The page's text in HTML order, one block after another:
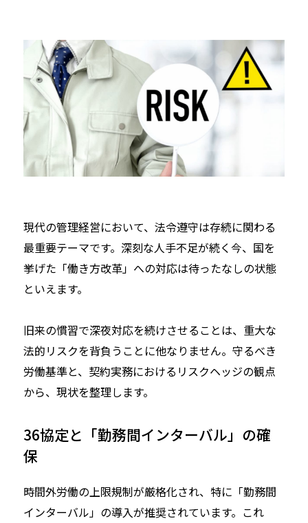
現代の管理経営において、法令遵守は存続に関わる
最重要テーマです。深刻な人手不足が続く今、国を
挙げた「働き方改革」への対応は待ったなしの状態
といえます。
旧来の慣習で深夜対応を続けさせることは、重大な
法的リスクを背負うことに他なりません。守るべき
労働基準と、契約実務におけるリスクヘッジの観点
から、現状を整理します。
36協定と「勤務間インターバル」の確
保
時間外労働の上限規制が厳格化され、特に「勤務間
インターバル」の導入が推奨されています。これ